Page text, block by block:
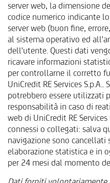
server web, la dimensione
codice numerico indicante
server web (buon fine,
al sistema operativo ed
dell'utente. Questi dati
ricavare informazioni
per controllarne il corretto
UniCredit RE Services
potrebbero essere utilizzati
responsabilità in caso di
web di UniCredit RE
connessi o collegati: salva
navigazione sono
elaborazione statistica e in
per 24 mesi dal momento